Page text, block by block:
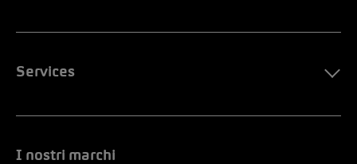
Services
I nostri marchi